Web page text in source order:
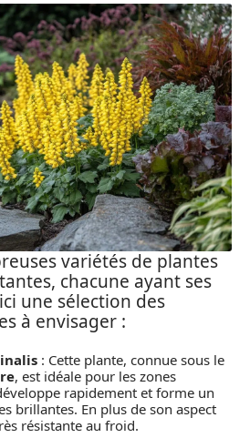
variétés de plantes
chacune ayant ses
une sélection des
à envisager :
: Cette plante, connue sous le
, est idéale pour les zones
rapidement et forme un
brillantes. En plus de son aspect
résistante au froid.